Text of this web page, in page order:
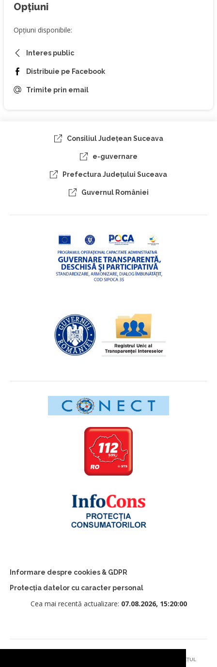
Opțiuni
Opțiuni disponibile:
Interes public
Distribuie pe Facebook
Trimite prin email
Consiliul Judeţean Suceava
e-guvernare
Prefectura Judeţului Suceava
Guvernul României
Informare despre cookies & GDPR
Protecția datelor cu caracter personal
Cea mai recentă actualizare: 07.08.2026, 15:20:00
© 2026 - PRIMĂRIA MUNICIPIULUI CÂMPULUNG MOLDOVENESC, JUDEȚUL